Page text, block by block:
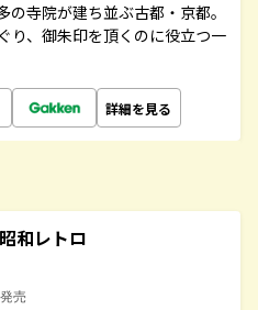
寺院が建ち並ぶ古都・京都。
り、御朱印を頂くのに役立つ一
詳細を見る
和レトロ
売